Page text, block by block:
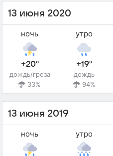
13 июня 2020
ночь
+20°
дождь/гроза
33%
утро
+19°
дождь
94%
13 июня 2019
ночь утро